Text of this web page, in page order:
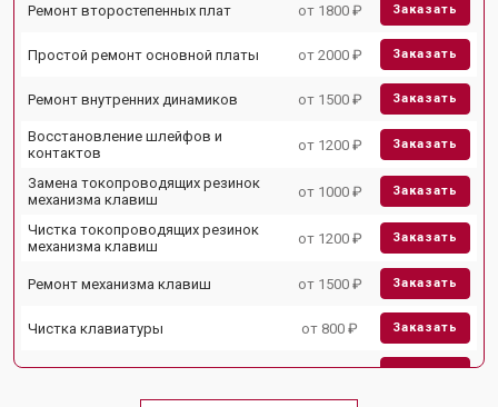
Ремонт второстепенных плат от 1800 ₽ Заказать
Простой ремонт основной платы от 2000 ₽ Заказать
Ремонт внутренних динамиков от 1500 ₽ Заказать
Восстановление шлейфов и
контактов
от 1200 ₽ Заказать
Замена токопроводящих резинок
механизма клавиш
от 1000 ₽ Заказать
Чистка токопроводящих резинок
механизма клавиш
от 1200 ₽ Заказать
Ремонт механизма клавиш от 1500 ₽ Заказать
Чистка клавиатуры от 800 ₽ Заказать
Ремонт клавиш синтезатора Pioneer от 1500 ₽ Заказать